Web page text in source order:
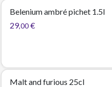
Belenium ambré pichet 1.5l
29,00 €
Malt and furious 25cl